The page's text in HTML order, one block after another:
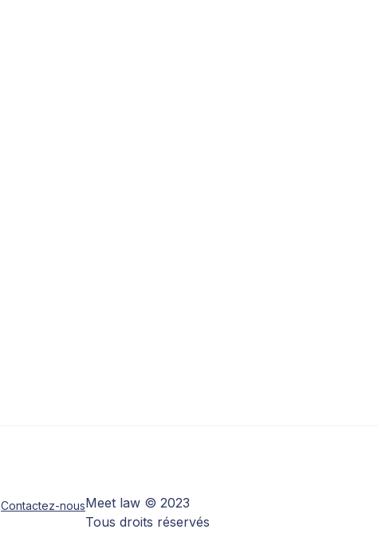
Contactez-nousMeet law © 2023
Tous droits réservés